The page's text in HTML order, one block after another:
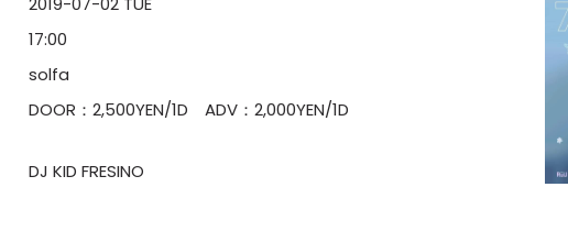
17:00
solfa
DOOR：2,500YEN/1D ADV：2,000YEN/1D
DJ KID FRESINO